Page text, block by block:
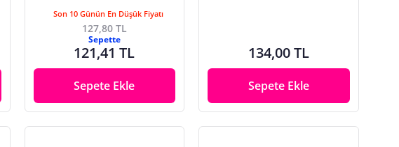
Son 10 Günün En Düşük Fiyatı
127,80 TL
Sepette
121,41 TL
Sepete Ekle
134,00 TL
Sepete Ekle